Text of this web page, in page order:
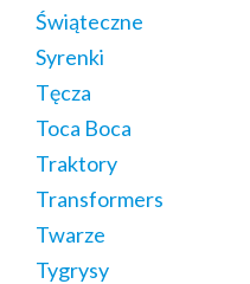
Świąteczne
Syrenki
Tęcza
Toca Boca
Traktory
Transformers
Twarze
Tygrysy